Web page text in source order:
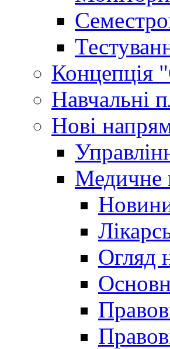
Концепція
Навчальні
Нові
Медичне
Огляд